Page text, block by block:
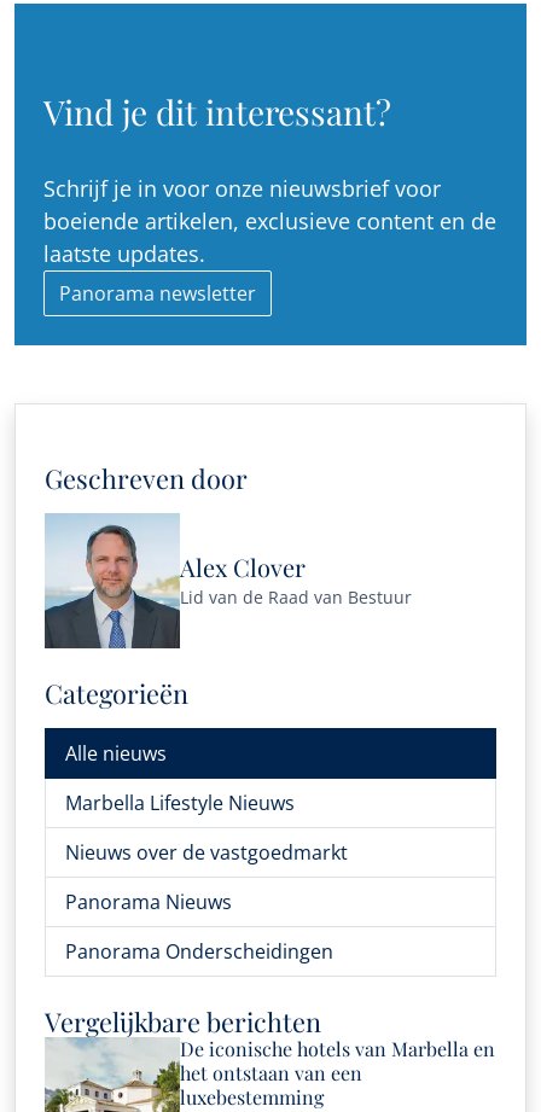
Vind je dit interessant?
Schrijf je in voor onze nieuwsbrief voor
boeiende artikelen, exclusieve content en de
laatste updates.
Panorama newsletter
Geschreven door
Alex Clover
Lid van de Raad van Bestuur
Categorieën
Alle nieuws
Marbella Lifestyle Nieuws
Nieuws over de vastgoedmarkt
Panorama Nieuws
Panorama Onderscheidingen
Vergelijkbare berichten
De iconische hotels van Marbella en
het ontstaan van een
luxebestemming